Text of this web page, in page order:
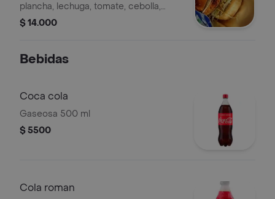
plancha, lechuga, tomate, cebolla,
papa ripio y una deliciosa mezcla de
$ 14.000
Bebidas
Coca cola
Gaseosa 500 ml
$ 5500
Cola roman